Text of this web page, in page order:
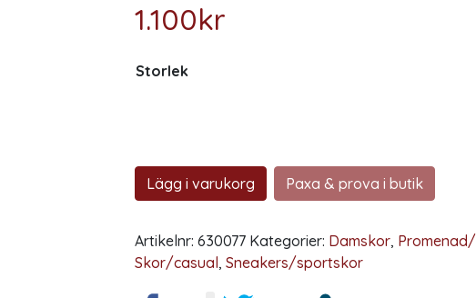
1.100kr
Storlek
Lägg i varukorg Paxa & prova i butik
Artikelnr:630077 Kategorier: Damskor,
Skor/casual,Sneakers/sportskor